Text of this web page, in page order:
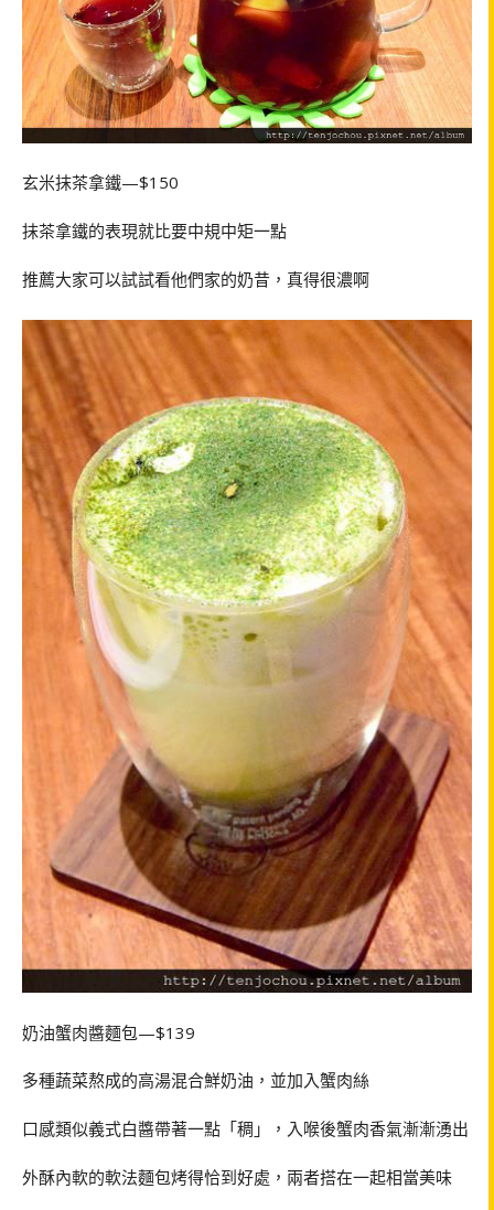
玄米抹茶拿鐵—$150
抹茶拿鐵的表現就比要中規中矩一點
推薦大家可以試試看他們家的奶昔，真得很濃啊
奶油蟹肉醬麵包—$139
多種蔬菜熬成的高湯混合鮮奶油，並加入蟹肉絲
口感類似義式白醬帶著一點「稠」，入喉後蟹肉香氣漸漸湧出
外酥內軟的軟法麵包烤得恰到好處，兩者搭在一起相當美味